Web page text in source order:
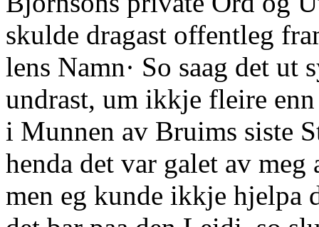
skulde dragast offentleg
lens Namn· So saag det ut
undrast, um ikkje fleire
i Munnen av Bruims siste
henda det var galet av meg
men eg kunde ikkje hjelpa